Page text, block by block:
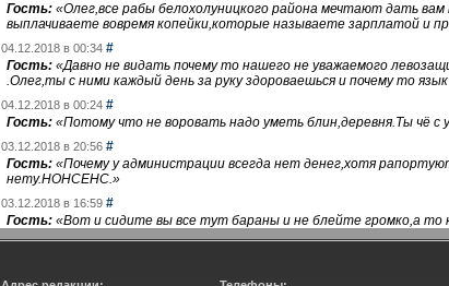
Гость: «Олег,все рабы белохолуницкого района мечтают дать
выплачиваете вовремя копейки,которые называете зарплатой и
04.12.2018 в 00:34 #
Гость: «Давно не видать почему то нашего не уважаемого
.Олег,ты с ними каждый день за руку здороваешься и почему то язык
04.12.2018 в 00:24 #
Гость: «Потому что не воровать надо уметь блин,деревня.Ты чё с
03.12.2018 в 20:56 #
Гость: «Почему у администрации всегда нет денег,хотя
нету.НОНСЕНС.»
03.12.2018 в 16:59 #
Гость: «Вот и сидите вы все тут бараны и не блейте громко,а то